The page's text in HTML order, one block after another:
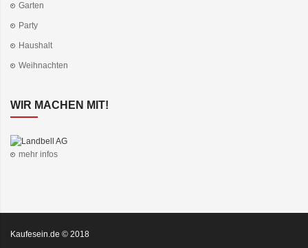
Garten
Party
Haushalt
Weihnachten
WIR MACHEN MIT!
mehr infos
Kaufesein.de © 2018